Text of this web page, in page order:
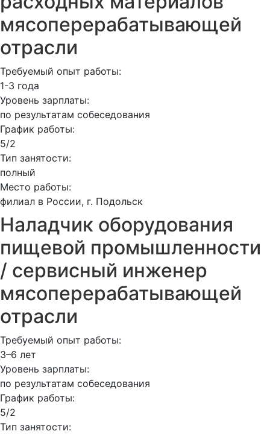
мясоперерабатывающей
отрасли
Требуемый опыт работы:
1-3 года
Уровень зарплаты:
по результатам собеседования
График работы:
5/2
Тип занятости:
полный
Место работы:
филиал в России, г. Подольск
Наладчик оборудования
пищевой промышленности
/ сервисный инженер
мясоперерабатывающей
отрасли
Требуемый опыт работы:
3–6 лет
Уровень зарплаты:
по результатам собеседования
График работы:
5/2
Тип занятости: